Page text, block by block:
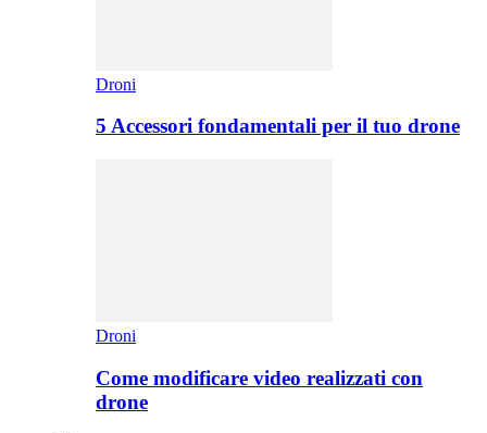
Droni
5 Accessori fondamentali per il tuo drone
Droni
Come modificare video realizzati con
drone